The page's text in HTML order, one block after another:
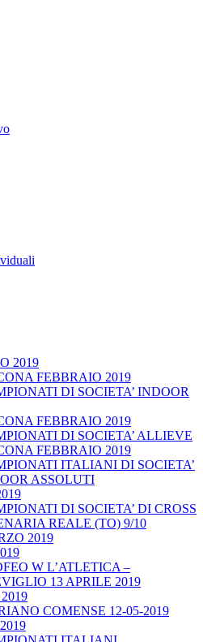
2019
FEBBRAIO 2019
DI SOCIETA’ INDOOR
FEBBRAIO 2019
DI SOCIETA’ ALLIEVE
FEBBRAIO 2019
ITALIANI DI SOCIETA’
ASSOLUTI
DI SOCIETA’ DI CROSS
REALE (TO) 9/10
2019
W L’ATLETICA –
13 APRILE 2019
COMENSE 12-05-2019